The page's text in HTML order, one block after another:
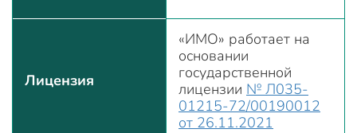
Лицензия
«ИМО» работает на
основании
государственной
лицензии № Л035-
01215-72/00190012
от 26.11.2021